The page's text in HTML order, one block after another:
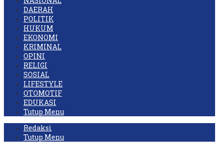
DAERAH
POLITIK
HUKUM
EKONOMI
KRIMINAL
OPINI
RELIGI
SOSIAL
LIFESTYLE
OTOMOTIF
EDUKASI
Tutup Menu
Redaksi
Tutup Menu